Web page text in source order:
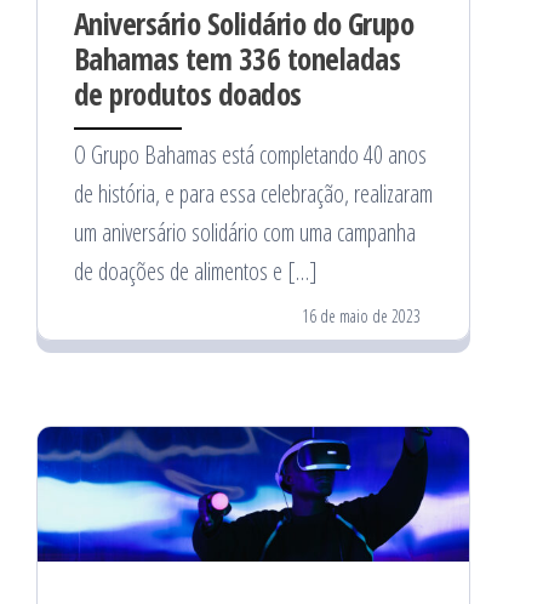
Aniversário Solidário do Grupo
Bahamas tem 336 toneladas
de produtos doados
O Grupo Bahamas está completando 40 anos
de história, e para essa celebração, realizaram
um aniversário solidário com uma campanha
de doações de alimentos e […]
16 de maio de 2023